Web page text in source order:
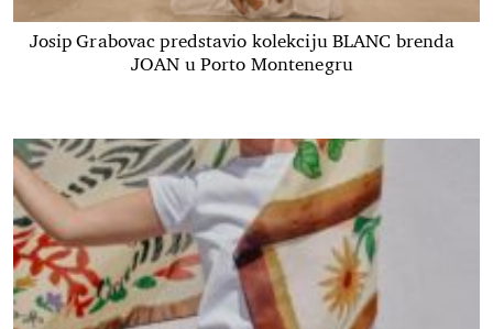
Josip Grabovac predstavio kolekciju BLANC brenda
JOAN u Porto Montenegru